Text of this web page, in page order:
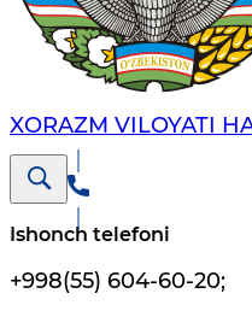
XORAZM VILOYATI
Ishonch telefoni
+998(55) 604-60-20;